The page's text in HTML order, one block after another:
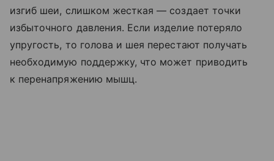
изгиб шеи, слишком жесткая — создает точки
избыточного давления. Если изделие потеряло
упругость, то голова и шея перестают получать
необходимую поддержку, что может приводить
к перенапряжению мышц.